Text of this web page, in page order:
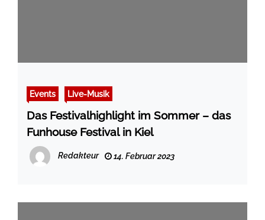
Events Live-Musik
Das Festivalhighlight im Sommer – das
Funhouse Festival in Kiel
Redakteur 14. Februar 2023